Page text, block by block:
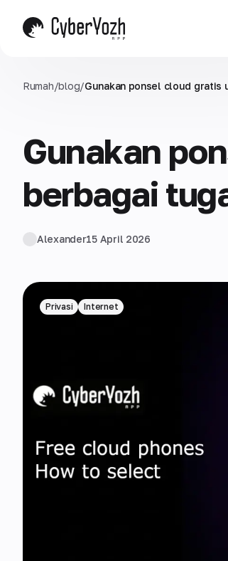
Rumah/blog/Gunakan ponsel cloud gratis
Gunakan
berbagai
Alexander15 April 2026
Privasi Internet